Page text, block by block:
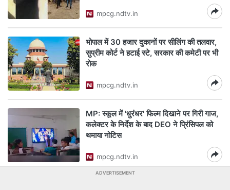
mpcg.ndtv.in
भोपाल में 30 हजार दुकानों पर सीलिंग की तलवार,
सुप्रीम कोर्ट ने हटाई स्टे, सरकार की कमेटी पर भी
रोक
mpcg.ndtv.in
MP: स्कूल में 'धुरंधर' फिल्म दिखाने पर गिरी गाज,
कलेक्टर के निर्देश के बाद DEO ने प्रिंसिपल को
थमाया नोटिस
mpcg.ndtv.in
ADVERTISEMENT